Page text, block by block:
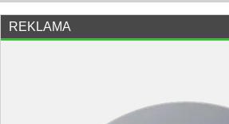
REKLAMA